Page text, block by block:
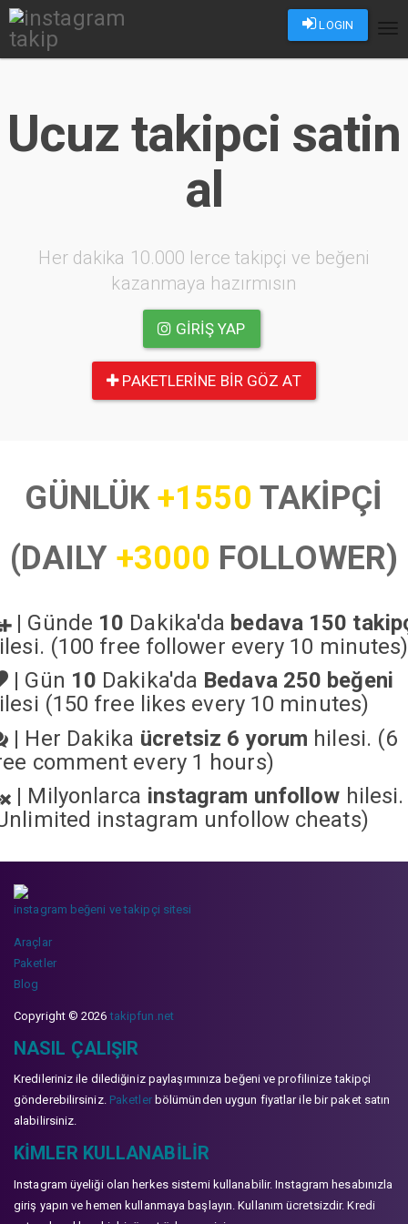
LOGIN
Ucuz takipci satin
al
Her dakika 10.000 lerce takipçi ve beğeni
kazanmaya hazırmısın
GIRIŞ YAP
PAKETLERINE BIR GÖZ AT
GÜNLÜK+1550 TAKİPÇİ
(DAILY +3000 FOLLOWER)
| Günde 10 Dakika'da bedava 150
(100 free follower every 10 minutes)
| Gün 10 Dakika'da Bedava 250 beğeni
(150 free likes every 10 minutes)
| Her Dakika ücretsiz 6 yorum hilesi. (6
comment every 1 hours)
| Milyonlarca instagram unfollow hilesi.
instagram unfollow cheats)
instagram beğeni ve takipçi sitesi
Araçlar
Paketler
Blog
Copyright © 2026takipfun.net
NASIL ÇALIŞIR
Kredileriniz ile dilediğiniz paylaşımınıza beğeni ve profilinize takipçi
gönderebilirsiniz. Paketlerbölümünden uygun fiyatlar ile bir paket satın
alabilirsiniz.
KIMLER KULLANABILIR
Instagram üyeliği olan herkes sistemi kullanabilir. Instagram hesabınızla
giriş yapın ve hemen kullanmaya başlayın. Kullanım ücretsizdir. Kredi